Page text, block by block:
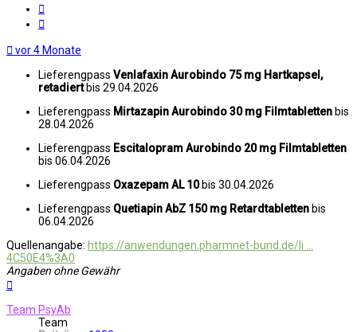
vor 4 Monate
Lieferengpass Venlafaxin Aurobindo 75 mg Hartkapsel,
retadiertbis 29.04.2026
Lieferengpass Mirtazapin Aurobindo 30 mg Filmtabletten bis
28.04.2026
Lieferengpass Escitalopram Aurobindo 20 mg Filmtabletten
bis 06.04.2026
Lieferengpass Oxazepam AL 10 bis 30.04.2026
Lieferengpass Quetiapin AbZ 150 mg Retardtabletten bis
06.04.2026
Quellenangabe: https://anwendungen.pharmnet-bund.de/li ...
4C50E4%3A0
Angaben ohne Gewähr
Team PsyAb
Team